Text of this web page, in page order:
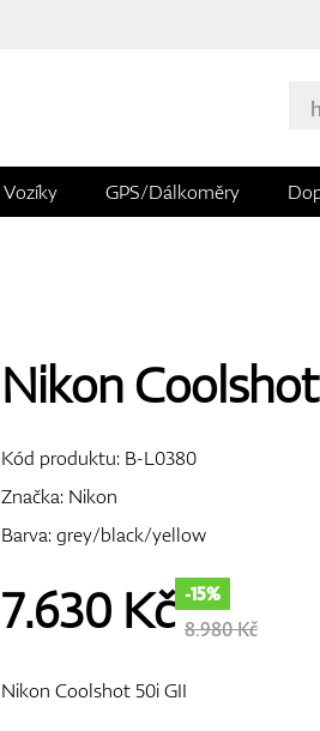
Vozíky GPS/Dálkoměry
Nikon
Kód produktu: B-L0380
Značka: Nikon
Barva: grey/black/yellow
7.630Kč -15%
8.980 Kč
Nikon Coolshot 50i GII